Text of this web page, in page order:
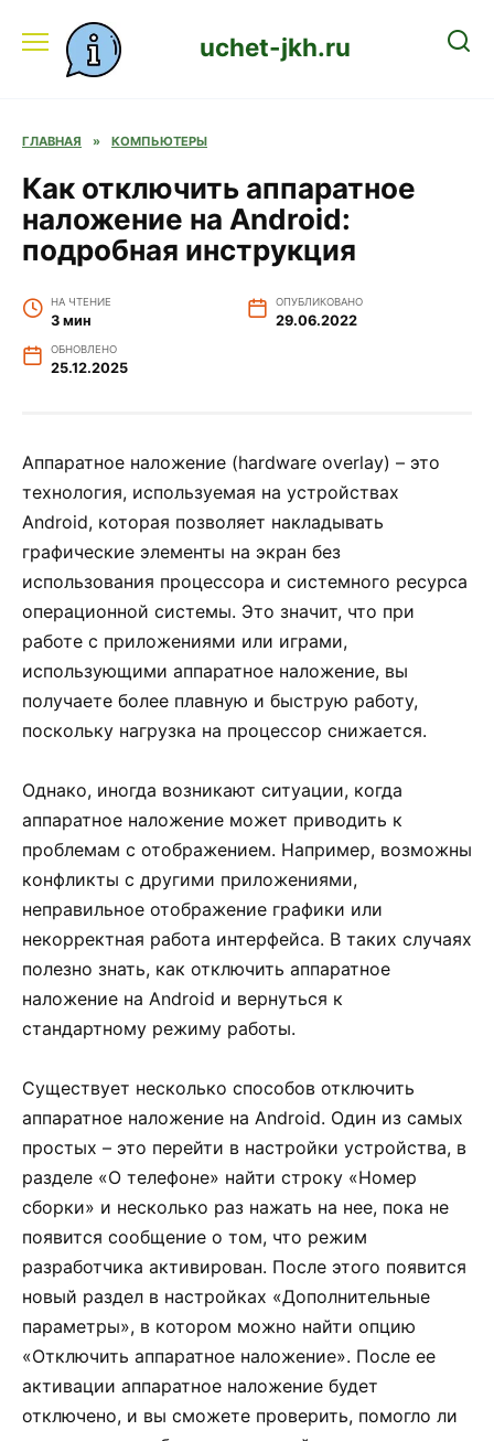
содержанию
uchet-jkh.ru
ГЛАВНАЯ » КОМПЬЮТЕРЫ
Как отключить аппаратное
наложение на Android:
подробная инструкция
НА ЧТЕНИЕ
3 мин
ОПУБЛИКОВАНО
29.06.2022
ОБНОВЛЕНО
25.12.2025
Аппаратное наложение (hardware overlay) – это
технология, используемая на устройствах
Android, которая позволяет накладывать
графические элементы на экран без
использования процессора и системного ресурса
операционной системы. Это значит, что при
работе с приложениями или играми,
использующими аппаратное наложение, вы
получаете более плавную и быструю работу,
поскольку нагрузка на процессор снижается.
Однако, иногда возникают ситуации, когда
аппаратное наложение может приводить к
проблемам с отображением. Например, возможны
конфликты с другими приложениями,
неправильное отображение графики или
некорректная работа интерфейса. В таких случаях
полезно знать, как отключить аппаратное
наложение на Android и вернуться к
стандартному режиму работы.
Существует несколько способов отключить
аппаратное наложение на Android. Один из самых
простых – это перейти в настройки устройства, в
разделе «О телефоне» найти строку «Номер
сборки» и несколько раз нажать на нее, пока не
появится сообщение о том, что режим
разработчика активирован. После этого появится
новый раздел в настройках «Дополнительные
параметры», в котором можно найти опцию
«Отключить аппаратное наложение». После ее
активации аппаратное наложение будет
отключено, и вы сможете проверить, помогло ли